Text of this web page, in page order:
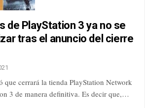
de PlayStation 3 ya no se
tras el anuncio del cierre
que cerrará la tienda PlayStation Network
3 de manera definitiva. Es decir que,…